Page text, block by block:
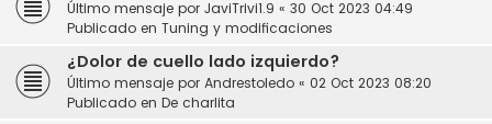
Último mensaje por JaviTrivi1.9 « 30 Oct 2023 04:49
Publicado en Tuning y modificaciones
¿Dolor de cuello lado izquierdo?
Último mensaje por Andrestoledo « 02 Oct 2023 08:20
Publicado en De charlita